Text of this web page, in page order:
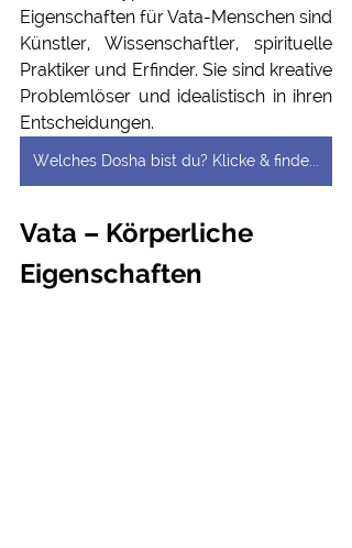
Eigenschaften für Vata-Menschen sind
Künstler, Wissenschaftler, spirituelle
Praktiker und Erfinder. Sie sind kreative
Problemlöser und idealistisch in ihren
Entscheidungen.
Welches Dosha bist du? Klicke & finde es heraus
Vata – Körperliche
Eigenschaften